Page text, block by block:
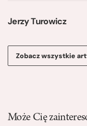
Jerzy Turowicz
Zobacz wszystkie
Może Cię